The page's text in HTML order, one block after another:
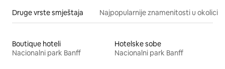
Druge vrste smještaja Najpopularnije znamenitosti u okolici
Boutique hoteli
Nacionalni park Banff
Hotelske sobe
Nacionalni park Banff